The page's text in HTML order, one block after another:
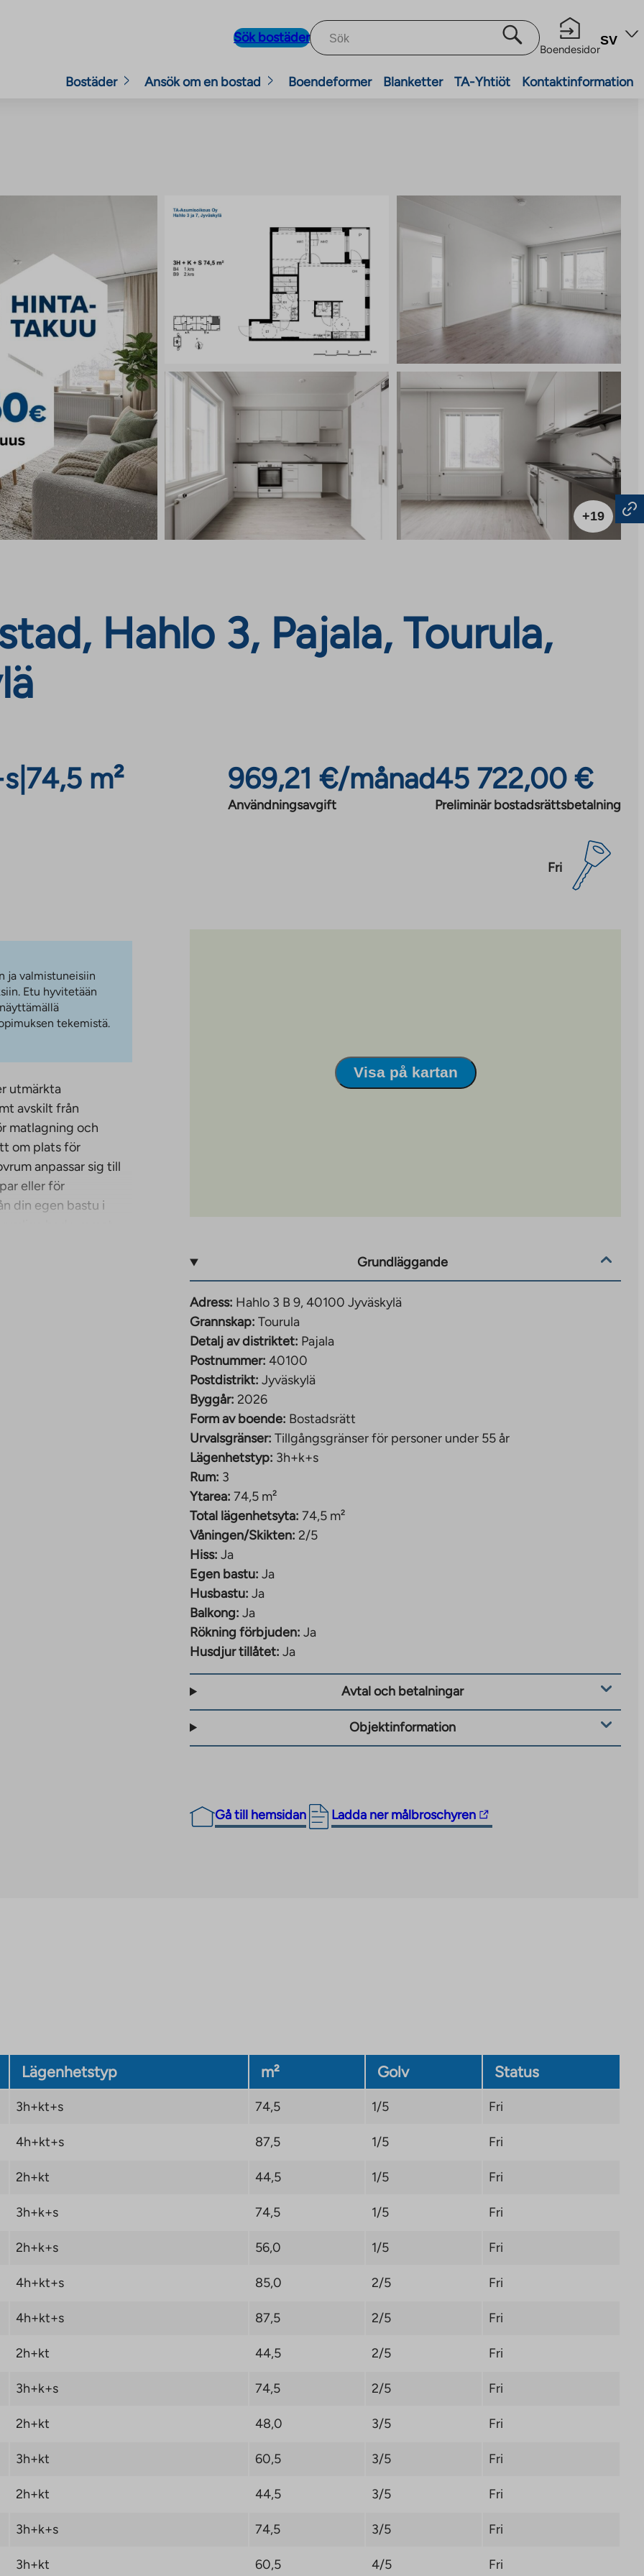
Sök bostäder
Boendesidor
SV
Bostäder Ansök om en bostad Boendeformer Blanketter TA-Yhtiöt Kontaktinformation
+19
Hahlo 3, Pajala, Tourula,
74,5 m² 969,21 €/månad
Användningsavgift
45 722,00 €
Preliminär bostadsrättsbetalning
Fri
ja valmistuneisiin
Etu hyvitetään
tekemistä.
utmärkta
avskilt från
matlagning och
om plats för
anpassar sig till
eller för
din egen bastu i
av januari 2026
3 och 7 består
och barnvagnar,
ett
totalt 26
Visa på kartan
Grundläggande
Adress: Hahlo 3 B 9, 40100 Jyväskylä
Grannskap: Tourula
Detalj av distriktet: Pajala
Postnummer: 40100
Postdistrikt: Jyväskylä
Byggår: 2026
Form av boende: Bostadsrätt
Urvalsgränser: Tillgångsgränser för personer under 55 år
Lägenhetstyp: 3h+k+s
Rum: 3
Ytarea: 74,5 m²
Total lägenhetsyta: 74,5 m²
Våningen/Skikten: 2/5
Hiss: Ja
Egen bastu: Ja
Husbastu: Ja
Balkong: Ja
Rökning förbjuden: Ja
Husdjur tillåtet: Ja
Avtal och betalningar
Objektinformation
Gå till hemsidan Ladda ner målbroschyren
The
link
Lägenhetstyp m² Golv Status
3h+kt+s 74,5 1/5 Fri
4h+kt+s 87,5 1/5 Fri
2h+kt 44,5 1/5 Fri
3h+k+s 74,5 1/5 Fri
2h+k+s 56,0 1/5 Fri
4h+kt+s 85,0 2/5 Fri
4h+kt+s 87,5 2/5 Fri
2h+kt 44,5 2/5 Fri
3h+k+s 74,5 2/5 Fri
2h+kt 48,0 3/5 Fri
3h+kt 60,5 3/5 Fri
2h+kt 44,5 3/5 Fri
3h+k+s 74,5 3/5 Fri
3h+kt 60,5 4/5 Fri